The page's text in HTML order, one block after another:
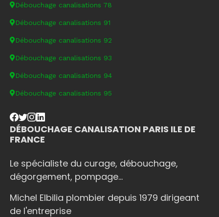
Débouchage canalisations 78
Débouchage canalisations 91
Débouchage canalisations 92
Débouchage canalisations 93
Débouchage canalisations 94
Débouchage canalisations 95
DÉBOUCHAGE CANALISATION PARIS ILE DE
FRANCE
Le spécialiste du curage, débouchage,
dégorgement, pompage...
Michel Elbilia plombier depuis 1979 dirigeant
de l'entreprise